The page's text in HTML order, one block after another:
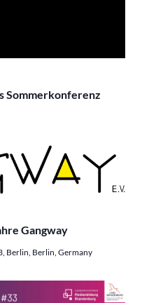
Sommerkonferenz
Gangway
Berlin, Berlin, Germany